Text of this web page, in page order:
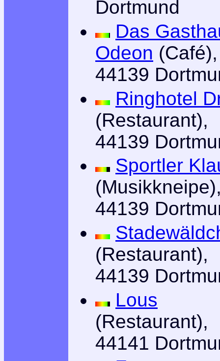
Dortmund
Das
Odeon (Café),
44139
Ringhotel
(Restaurant),
44139
Sportler
44139
(Restaurant),
44139
Lous
(Restaurant),
44141